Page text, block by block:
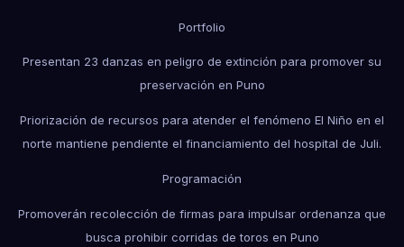
Portfolio
Presentan 23 danzas en peligro de extinción para promover su
preservación en Puno
Priorización de recursos para atender el fenómeno El Niño en el
norte mantiene pendiente el financiamiento del hospital de Juli.
Programación
Promoverán recolección de firmas para impulsar ordenanza que
busca prohibir corridas de toros en Puno